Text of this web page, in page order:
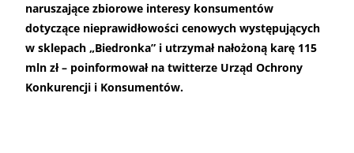
naruszające zbiorowe interesy konsumentów
dotyczące nieprawidłowości cenowych występujących
w sklepach „Biedronka” i utrzymał nałożoną karę 115
mln zł – poinformował na twitterze Urząd Ochrony
Konkurencji i Konsumentów.